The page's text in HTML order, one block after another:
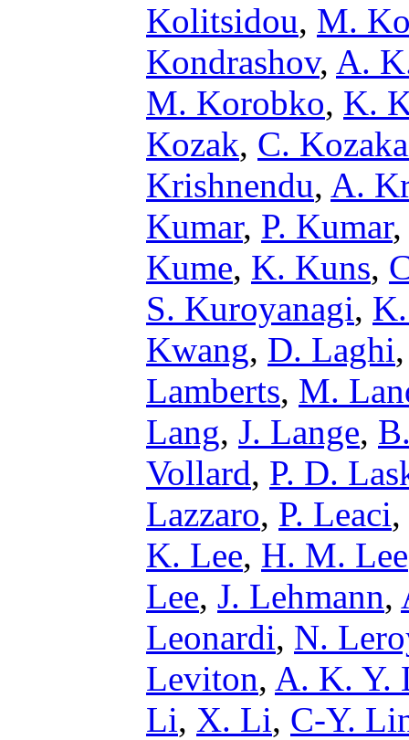
Kolitsidou, M.
Kondrashov, A.
M. Korobko, K.
Kozak, C.
Krishnendu, A.
Kumar, P. Kumar
Kume, K. Kuns,
S. Kuroyanagi,
Kwang, D. Laghi
Lamberts, M.
Lang, J. Lange,
Vollard, P. D.
Lazzaro, P. Leaci,
K. Lee, H. M. Lee
Lee, J. Lehmann,
Leonardi, N.
Leviton, A. K. Y.
Li, X. Li, C-Y.